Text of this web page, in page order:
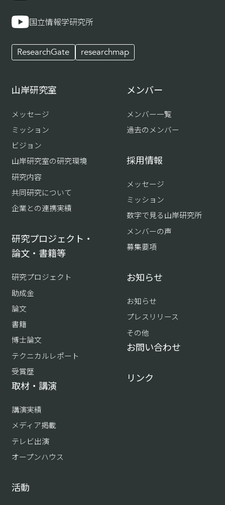
国立情報学研究所
ResearchGate researchmap
山岸研究室
メッセージ
ミッション
ビジョン
山岸研究室の研究環境
研究内容
共同研究について
企業との連携実績
研究プロジェクト・
論文・書籍等
研究プロジェクト
助成金
論文
書籍
博士論文
テクニカルレポート
受賞歴
取材・講演
講演実績
メディア掲載
テレビ出演
オープンハウス
活動
メンバー
メンバー一覧
過去のメンバー
採用情報
メッセージ
ミッション
数字で見る山岸研究所
メンバーの声
募集要項
お知らせ
お知らせ
プレスリリース
その他
お問い合わせ
リンク